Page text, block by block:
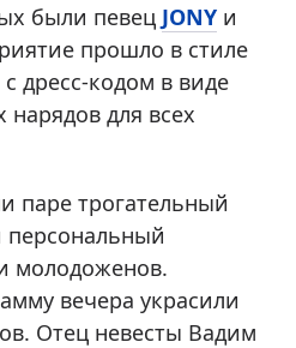
были певец JONY и
прошло в стиле
дресс-кодом в виде
нарядов для всех
паре трогательный
персональный
молодоженов.
вечера украсили
Отец невесты Вадим